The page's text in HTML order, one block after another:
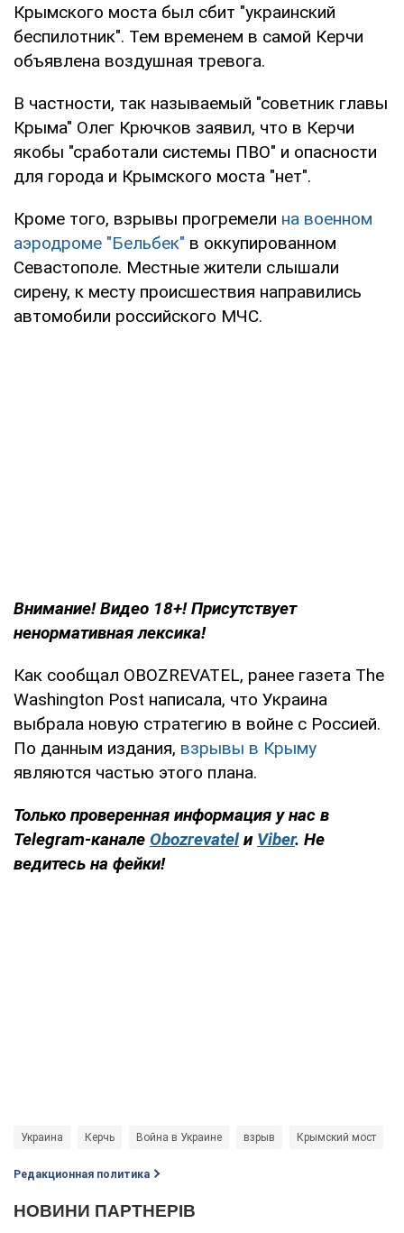
Крымского моста был сбит "украинский
беспилотник". Тем временем в самой Керчи
объявлена воздушная тревога.
В частности, так называемый "советник главы
Крыма" Олег Крючков заявил, что в Керчи
якобы "сработали системы ПВО" и опасности
для города и Крымского моста "нет".
Кроме того, взрывы прогремели на военном
аэродроме "Бельбек" в оккупированном
Севастополе. Местные жители слышали
сирену, к месту происшествия направились
автомобили российского МЧС.
Внимание! Видео 18+! Присутствует
ненормативная лексика!
Как сообщал OBOZREVATEL, ранее газета The
Washington Post написала, что Украина
выбрала новую стратегию в войне с Россией.
По данным издания, взрывы в Крыму
являются частью этого плана.
Только проверенная информация у нас в
Telegram-канале Obozrevatel и Viber. Не
ведитесь на фейки!
Украина Керчь Война в Украине взрыв Крымский мост
Редакционная политика